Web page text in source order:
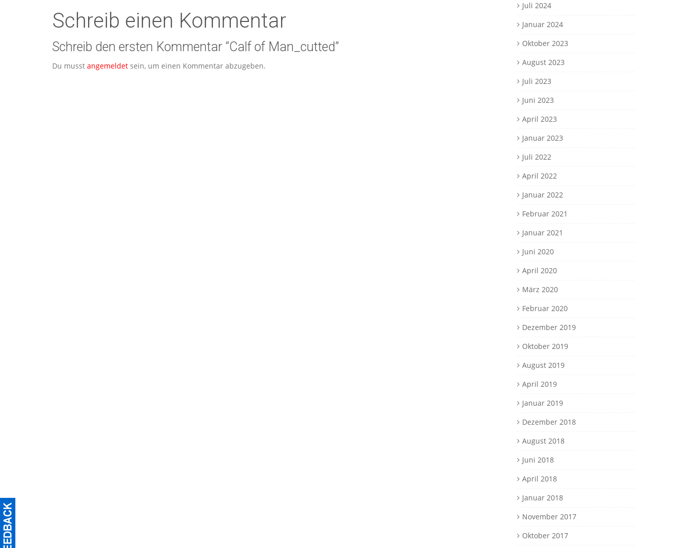
Schreib einen Kommentar
Schreib den ersten Kommentar “Calf of Man_cutted”
Du musst angemeldet sein, um einen Kommentar abzugeben.
Juli 2024
Januar 2024
Oktober 2023
August 2023
Juli 2023
Juni 2023
April 2023
Januar 2023
Juli 2022
April 2022
Januar 2022
Februar 2021
Januar 2021
Juni 2020
April 2020
März 2020
Februar 2020
Dezember 2019
Oktober 2019
August 2019
April 2019
Januar 2019
Dezember 2018
August 2018
Juni 2018
April 2018
Januar 2018
November 2017
Oktober 2017